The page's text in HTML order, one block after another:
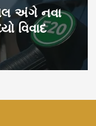
અંગે નવા
વિવાદ